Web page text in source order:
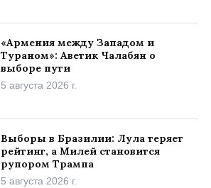
«Армения между Западом и
Тураном»: Аветик Чалабян о
выборе пути
5 августа 2026 г.
Выборы в Бразилии: Лула теряет
рейтинг, а Милей становится
рупором Трампа
5 августа 2026 г.